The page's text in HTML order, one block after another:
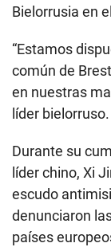
Bielorrusia en
“Estamos
común de
en nuestras
líder bielorruso.
Durante su
líder chino, Xi
escudo
denunciaron
países